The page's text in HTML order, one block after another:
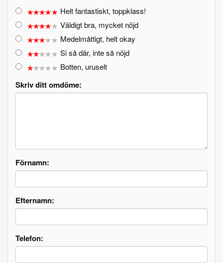
Helt fantastiskt, toppklass!
Väldigt bra, mycket nöjd
Medelmåttigt, helt okay
Si så där, inte så nöjd
Botten, uruselt
Skriv ditt omdöme:
Förnamn:
Efternamn:
Telefon: